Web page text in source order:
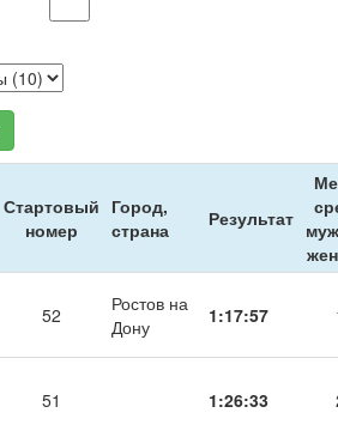
Стартовый
номер
Город,
страна
Результат
52
Ростов на
Дону
1:17:57
51 1:26:33